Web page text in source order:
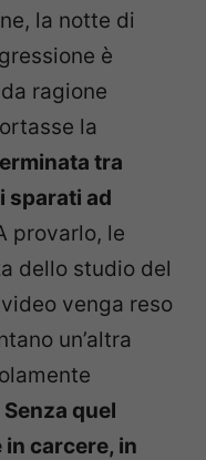
la notte di
è
ragione
la
tra
sparati ad
provarlo, le
dello studio del
venga reso
un’altra
Senza quel
carcere, in